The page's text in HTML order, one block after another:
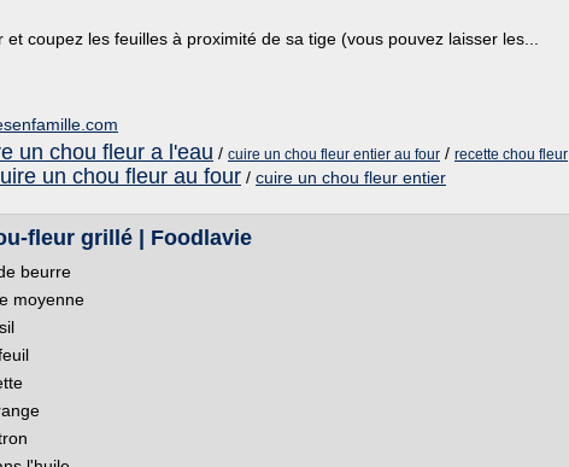
et coupez les feuilles à proximité de sa tige (vous pouvez laisser les...
un chou fleur a l'eau / cuire un chou fleur entier au four / recette chou fleur
un chou fleur au four / cuire un chou fleur entier
fleur grillé | Foodlavie
beurre
moyenne